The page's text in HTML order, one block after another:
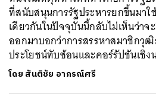
ที่สนับสนุนการรัฐประหารยกขึ้นมา
เดียวกันในปัจจุบันนี้กลับไม่เห็นว่าจ
ออกมาบอกว่าการสรรหาสมาชิกวุฒิ
ประโยชน์ทับซ้อนและคอร์รัปชันเชิง
โดย สันติชัย อาภรณ์ศรี